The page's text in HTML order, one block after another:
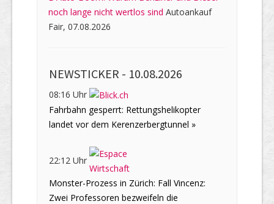
noch lange nicht wertlos sind Autoankauf
Fair, 07.08.2026
NEWSTICKER - 10.08.2026
08:16 Uhr
Fahrbahn gesperrt: Rettungshelikopter
landet vor dem Kerenzerbergtunnel »
22:12 Uhr
Monster-Prozess in Zürich: Fall Vincenz:
Zwei Professoren bezweifeln die